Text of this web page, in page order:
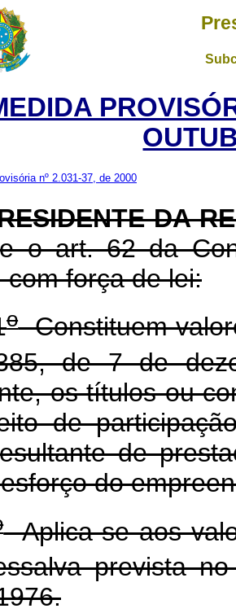
nº 2.031-37, de 2000
DA
o art. 62 da
com força de lei:
oConstituem
de 7 de
os títulos ou
de
de
do
Aplica-se aos
prevista